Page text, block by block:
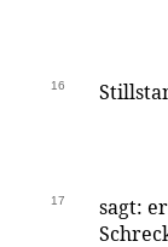
16
17
sagt: